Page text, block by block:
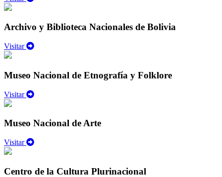
Archivo y Biblioteca Nacionales de Bolivia
Visitar
Museo Nacional de Etnografía y Folklore
Visitar
Museo Nacional de Arte
Visitar
Centro de la Cultura Plurinacional